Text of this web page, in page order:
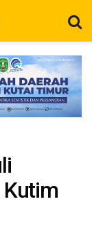
Kutim